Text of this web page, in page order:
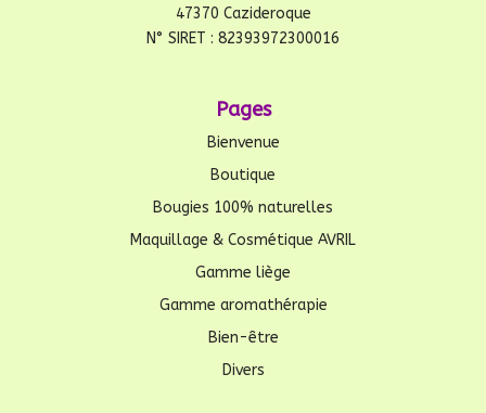
47370 Cazideroque
N° SIRET : 82393972300016
Pages
Bienvenue
Boutique
Bougies 100% naturelles
Maquillage & Cosmétique AVRIL
Gamme liège
Gamme aromathérapie
Bien-être
Divers